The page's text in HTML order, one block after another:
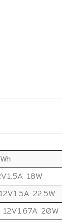
18W
22.5W
20W